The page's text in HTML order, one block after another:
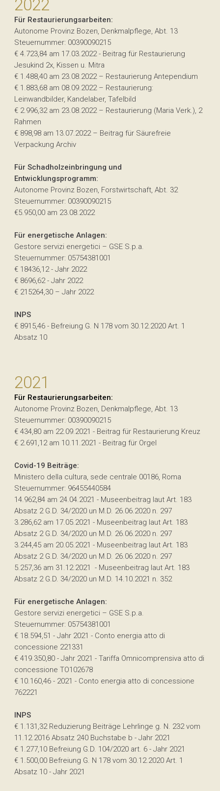
2022
Für Restaurierungsarbeiten:
Autonome Provinz Bozen, Denkmalpflege, Abt. 13
Steuernummer: 00390090215
€ 4.723,84 am 17.03.2022 - Beitrag für Restaurierung
Jesukind 2x, Kissen u. Mitra
€ 1.488,40 am 23.08.2022 – Restaurierung Antependium
€ 1.883,68 am 08.09.2022 – Restaurierung:
Leinwandbilder, Kandelaber, Tafelbild
€ 2.996,32 am 23.08.2022 – Restaurierung (Maria Verk.), 2
Rahmen
€ 898,98 am 13.07.2022 – Beitrag für Säurefreie
Verpackung Archiv
Für Schadholzeinbringung und
Entwicklungsprogramm:
Autonome Provinz Bozen, Forstwirtschaft, Abt. 32
Steuernummer: 00390090215
€5.950,00 am 23.08.2022
Für energetische Anlagen:
Gestore servizi energetici – GSE S.p.a.
Steuernummer: 05754381001
€ 18436,12 - Jahr 2022
€ 8696,62 - Jahr 2022
€ 215264,30 – Jahr 2022
INPS
€ 8915,46 - Befreiung G. N 178 vom 30.12.2020 Art. 1
Absatz 10
2021
Für Restaurierungsarbeiten:
Autonome Provinz Bozen, Denkmalpflege, Abt. 13
Steuernummer: 00390090215
€ 434,80 am 22.09.2021 - Beitrag für Restaurierung Kreuz
€ 2.691,12 am 10.11.2021 - Beitrag für Orgel
Covid-19 Beiträge:
Ministero della cultura, sede centrale 00186, Roma
Steuernummer: 96455440584
14.962,84 am 24.04.2021 - Museenbeitrag laut Art. 183
Absatz 2 G.D. 34/2020 un M.D. 26.06.2020 n. 297
3.286,62 am 17.05.2021 - Museenbeitrag laut Art. 183
Absatz 2 G.D. 34/2020 un M.D. 26.06.2020 n. 297
3.244,45 am 20.05.2021 - Museenbeitrag laut Art. 183
Absatz 2 G.D. 34/2020 un M.D. 26.06.2020 n. 297
5.257,36 am 31.12.2021 - Museenbeitrag laut Art. 183
Absatz 2 G.D. 34/2020 un M.D. 14.10.2021 n. 352
Für energetische Anlagen:
Gestore servizi energetici – GSE S.p.a.
Steuernummer: 05754381001
€ 18.594,51 - Jahr 2021 - Conto energia atto di
concessione 221331
€ 419.350,80 - Jahr 2021 - Tariffa Omnicomprensiva atto di
concessione TO102678
€ 10.160,46 - 2021 - Conto energia atto di concessione
762221
INPS
€ 1.131,32 Reduzierung Beiträge Lehrlinge g. N. 232 vom
11.12.2016 Absatz 240 Buchstabe b - Jahr 2021
€ 1.277,10 Befreiung G.D. 104/2020 art. 6 - Jahr 2021
€ 1.500,00 Befreiung G. N 178 vom 30.12.2020 Art. 1
Absatz 10 - Jahr 2021